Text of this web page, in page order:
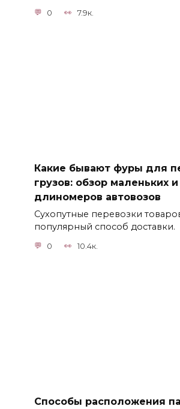
0 7.9к.
Какие бывают фуры для
грузов: обзор маленьких
длиномеров автовозов
Сухопутные перевозки
популярный способ доставки.
0 10.4к.
Способы расположения